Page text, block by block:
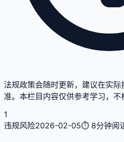
法规政策会随时更新，建议在实
准。本栏目内容仅供参考学习，不
1
违规风险2026-02-05⏱ 8分钟阅